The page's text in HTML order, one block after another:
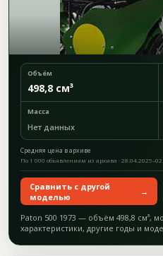
Объём
498,8 см³
Масса
Нет данных
Средняя цена в архиве
По 1 000 объявлениям из архива ·
Сравнить с другой
моделью
→
Paton 500 1973 — объём 498,8 см³,
характеристики, другие годы и